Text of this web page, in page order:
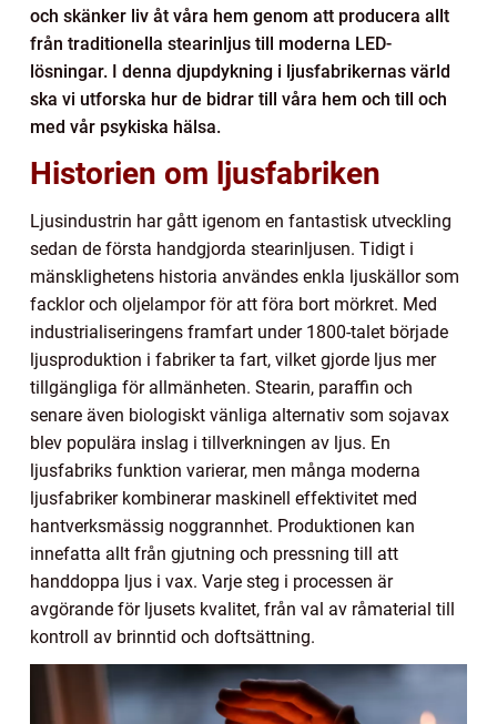
och skänker liv åt våra hem genom att producera allt
från traditionella stearinljus till moderna LED-
lösningar. I denna djupdykning i ljusfabrikernas värld
ska vi utforska hur de bidrar till våra hem och till och
med vår psykiska hälsa.
Historien om ljusfabriken
Ljusindustrin har gått igenom en fantastisk utveckling
sedan de första handgjorda stearinljusen. Tidigt i
mänsklighetens historia användes enkla ljuskällor som
facklor och oljelampor för att föra bort mörkret. Med
industrialiseringens framfart under 1800-talet började
ljusproduktion i fabriker ta fart, vilket gjorde ljus mer
tillgängliga för allmänheten. Stearin, paraffin och
senare även biologiskt vänliga alternativ som sojavax
blev populära inslag i tillverkningen av ljus. En
ljusfabriks funktion varierar, men många moderna
ljusfabriker kombinerar maskinell effektivitet med
hantverksmässig noggrannhet. Produktionen kan
innefatta allt från gjutning och pressning till att
handdoppa ljus i vax. Varje steg i processen är
avgörande för ljusets kvalitet, från val av råmaterial till
kontroll av brinntid och doftsättning.